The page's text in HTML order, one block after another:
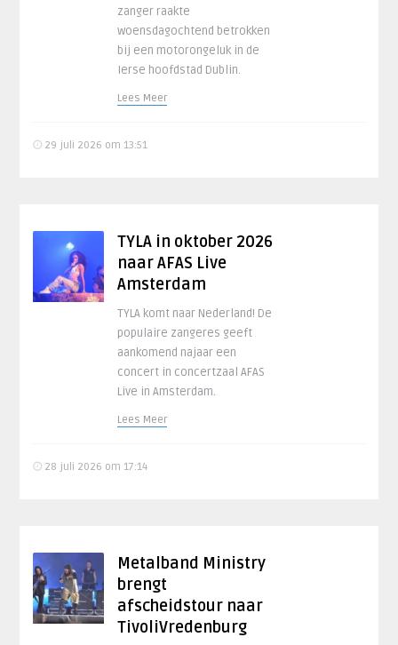
zanger raakte
woensdagochtend betrokken
bij een motorongeluk in de
Ierse hoofdstad Dublin.
Lees Meer
29 juli 2026 om 13:51
TYLA in oktober 2026
naar AFAS Live
Amsterdam
TYLA komt naar Nederland! De
populaire zangeres geeft
aankomend najaar een
concert in concertzaal AFAS
Live in Amsterdam.
Lees Meer
28 juli 2026 om 17:14
Metalband Ministry
brengt
afscheidstour naar
TivoliVredenburg